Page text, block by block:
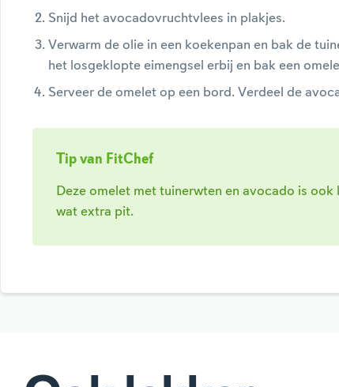
Snijd het avocadovruchtvlees in plakjes.
Verwarm de olie in een koekenpan en bak de
het losgeklopte eimengsel erbij en bak een
Serveer de omelet op een bord. Verdeel de
Tip van FitChef
Deze omelet met tuinerwten en avocado is
wat extra pit.